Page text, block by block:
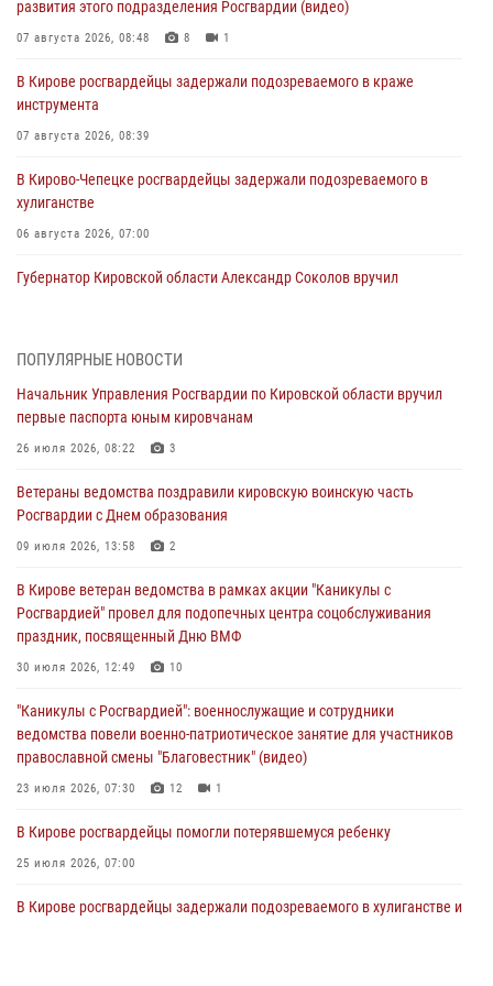
развития этого подразделения Росгвардии (видео)
07 августа 2026, 08:48 8 1
В Кирове росгвардейцы задержали подозреваемого в краже
инструмента
07 августа 2026, 08:39
В Кирово-Чепецке росгвардейцы задержали подозреваемого в
хулиганстве
06 августа 2026, 07:00
Губернатор Кировской области Александр Соколов вручил
поддельной купюры
04 августа 2026, 09:30
03 августа 2026, 09:01
В Кирове росгвардейцы и ветераны ведомства приняли участие в
03 августа 2026, 08:45
В Кирове росгвардейцы задержали подозреваемого в краже из
магазина
ПОПУЛЯРНЫЕ НОВОСТИ
Начальник Управления Росгвардии по Кировской области вручил
первые паспорта юным кировчанам
26 июля 2026, 08:22 3
Ветераны ведомства поздравили кировскую воинскую часть
Росгвардии с Днем образования
09 июля 2026, 13:58 2
В Кирове ветеран ведомства в рамках акции "Каникулы с
Росгвардией" провел для подопечных центра соцобслуживания
праздник, посвященный Дню ВМФ
30 июля 2026, 12:49 10
"Каникулы с Росгвардией": военнослужащие и сотрудники
ведомства повели военно-патриотическое занятие для участников
православной смены "Благовестник" (видео)
23 июля 2026, 07:30 12 1
В Кирове росгвардейцы помогли потерявшемуся ребенку
25 июля 2026, 07:00
В Кирове росгвардейцы задержали подозреваемого в хулиганстве и